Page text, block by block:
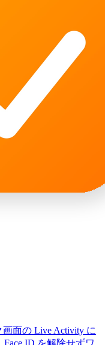
面の Live Activity に